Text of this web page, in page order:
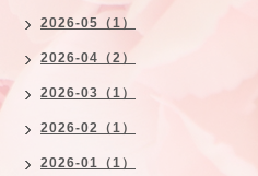
2026-05（1）
2026-04（2）
2026-03（1）
2026-02（1）
2026-01（1）